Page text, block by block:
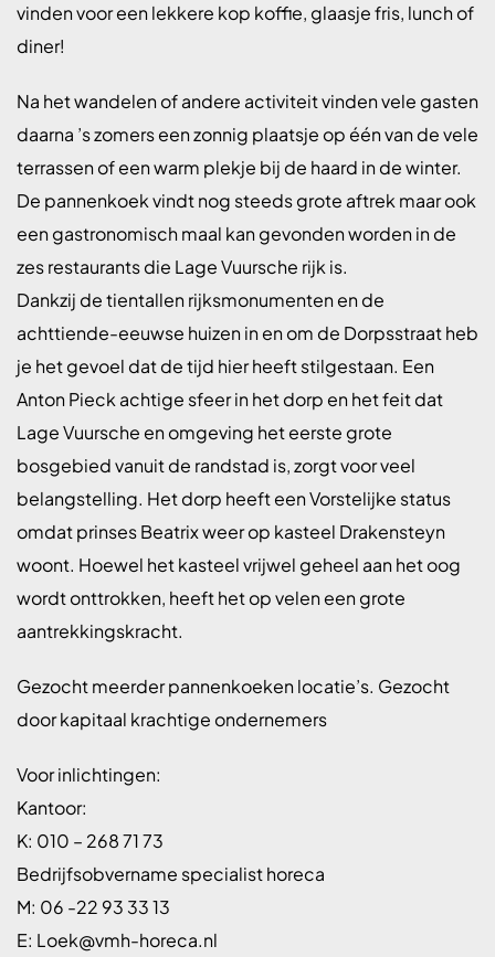
vinden voor een lekkere kop koffie, glaasje fris, lunch of
diner!
Na het wandelen of andere activiteit vinden vele gasten
daarna ’s zomers een zonnig plaatsje op één van de vele
terrassen of een warm plekje bij de haard in de winter.
De pannenkoek vindt nog steeds grote aftrek maar ook
een gastronomisch maal kan gevonden worden in de
zes restaurants die Lage Vuursche rijk is.
Dankzij de tientallen rijksmonumenten en de
achttiende-eeuwse huizen in en om de Dorpsstraat heb
je het gevoel dat de tijd hier heeft stilgestaan. Een
Anton Pieck achtige sfeer in het dorp en het feit dat
Lage Vuursche en omgeving het eerste grote
bosgebied vanuit de randstad is, zorgt voor veel
belangstelling. Het dorp heeft een Vorstelijke status
omdat prinses Beatrix weer op kasteel Drakensteyn
woont. Hoewel het kasteel vrijwel geheel aan het oog
wordt onttrokken, heeft het op velen een grote
aantrekkingskracht.
Gezocht meerder pannenkoeken locatie’s. Gezocht
door kapitaal krachtige ondernemers
Voor inlichtingen:
Kantoor:
K: 010 – 268 71 73
Bedrijfsobvername specialist horeca
M: 06 -22 93 33 13
E: Loek@vmh-horeca.nl